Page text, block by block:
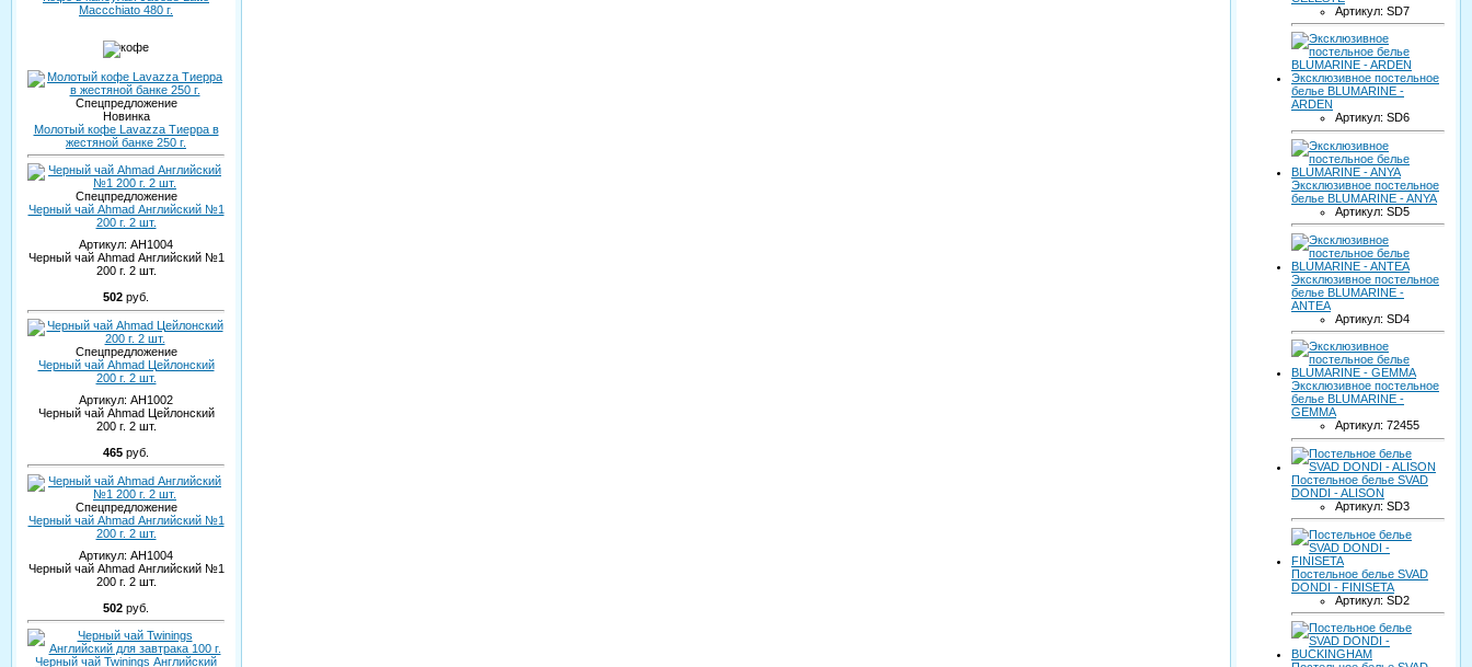
Maccchiato 480 г.
Спецпредложение
Новинка
Молотый кофе Lavazza Тиерра в
жестяной банке 250 г.
Спецпредложение
Черный чай Ahmad Английский №1
200 г. 2 шт.
Артикул: AH1004
Черный чай Ahmad Английский №1
200 г. 2 шт.
502 руб.
Спецпредложение
Черный чай Ahmad Цейлонский
200 г. 2 шт.
Артикул: AH1002
Черный чай Ahmad Цейлонский
200 г. 2 шт.
465 руб.
Спецпредложение
Черный чай Ahmad Английский №1
200 г. 2 шт.
Артикул: AH1004
Черный чай Ahmad Английский №1
200 г. 2 шт.
502 руб.
Черный чай Twinings Английский
Артикул: SD7
Эксклюзивное постельное
белье BLUMARINE -
ARDEN
Артикул: SD6
Эксклюзивное постельное
белье BLUMARINE - ANYA
Артикул: SD5
Эксклюзивное постельное
белье BLUMARINE -
ANTEA
Артикул: SD4
Эксклюзивное постельное
белье BLUMARINE -
GEMMA
Артикул: 72455
Постельное белье SVAD
DONDI - ALISON
Артикул: SD3
Постельное белье SVAD
DONDI - FINISETA
Артикул: SD2